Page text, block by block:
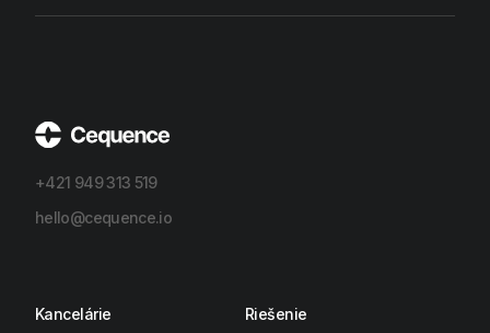
+421 949 313 519
hello@cequence.io
Kancelárie Riešenie